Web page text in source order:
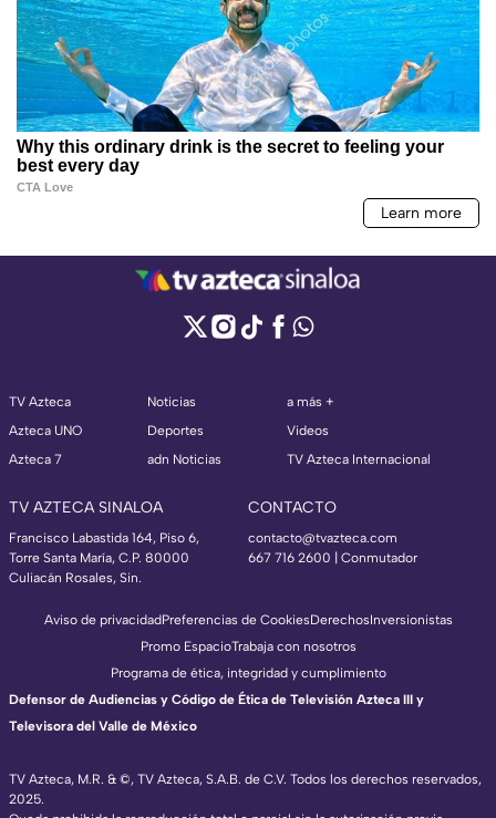
TV Azteca
Azteca UNO
Azteca 7
Noticias
Deportes
adn Noticias
a más +
Videos
TV Azteca Internacional
TV AZTECA SINALOA
Francisco Labastida 164, Piso 6,
Torre Santa María, C.P. 80000
Culiacán Rosales, Sin.
CONTACTO
contacto@tvazteca.com
667 716 2600 | Conmutador
TV Azteca, M.R. & ©, TV Azteca, S.A.B. de C.V. Todos los derechos reservados,
2025.
Aviso de privacidadPreferencias de CookiesDerechosInversionistas
Promo EspacioTrabaja con nosotros
Programa de ética, integridad y cumplimiento
Defensor de Audiencias y Código de Ética de Televisión Azteca III y
Televisora del Valle de México